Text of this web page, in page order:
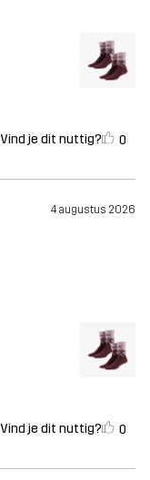
Vind je dit nuttig? 0
4 augustus 2026
Vind je dit nuttig? 0